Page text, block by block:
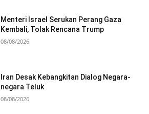
Menteri Israel Serukan Perang Gaza
Kembali, Tolak Rencana Trump
08/08/2026
Iran Desak Kebangkitan Dialog Negara-
negara Teluk
08/08/2026